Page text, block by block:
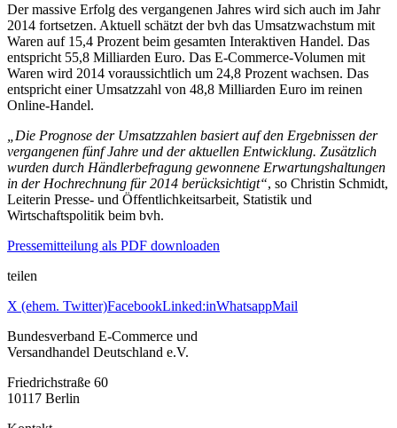
Der massive Erfolg des vergangenen Jahres wird sich auch im Jahr
2014 fortsetzen. Aktuell schätzt der bvh das Umsatzwachstum mit
Waren auf 15,4 Prozent beim gesamten Interaktiven Handel. Das
entspricht 55,8 Milliarden Euro. Das E-Commerce-Volumen mit
Waren wird 2014 voraussichtlich um 24,8 Prozent wachsen. Das
entspricht einer Umsatzzahl von 48,8 Milliarden Euro im reinen
Online-Handel.
„Die Prognose der Umsatzzahlen basiert auf den Ergebnissen der
vergangenen fünf Jahre und der aktuellen Entwicklung. Zusätzlich
wurden durch Händlerbefragung gewonnene Erwartungshaltungen
in der Hochrechnung für 2014 berücksichtigt“, so Christin Schmidt,
Leiterin Presse- und Öffentlichkeitsarbeit, Statistik und
Wirtschaftspolitik beim bvh.
Pressemitteilung als PDF downloaden
teilen
X (ehem. Twitter)FacebookLinked:inWhatsappMail
Bundesverband E-Commerce und
Versandhandel Deutschland e.V.
Friedrichstraße 60
10117 Berlin